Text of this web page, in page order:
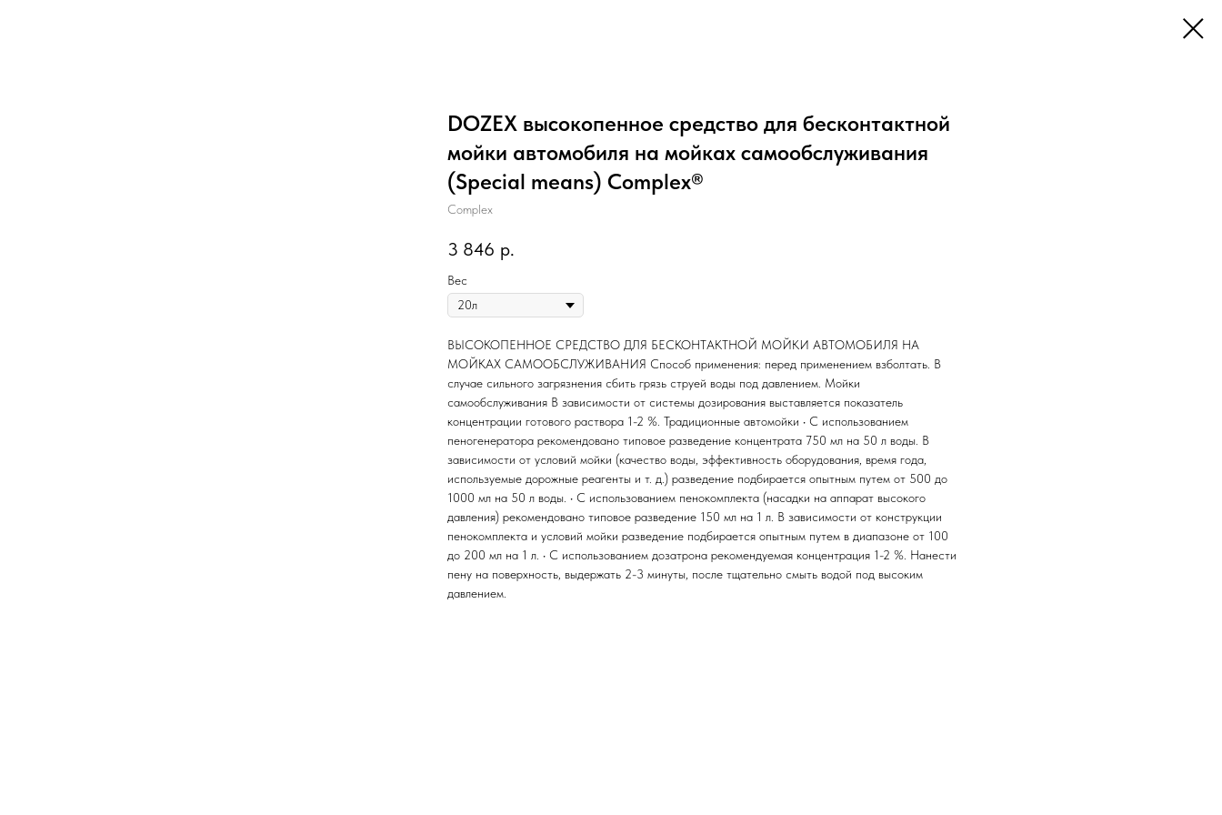
DOZEX высокопенное средство для бесконтактной
мойки автомобиля на мойках самообслуживания
(Special means) Complex®
Complex
3 846 р.
Вес
ВЫСОКОПЕННОЕ СРЕДСТВО ДЛЯ БЕСКОНТАКТНОЙ МОЙКИ АВТОМОБИЛЯ НА
МОЙКАХ САМООБСЛУЖИВАНИЯ Способ применения: перед применением взболтать. В
случае сильного загрязнения сбить грязь струей воды под давлением. Мойки
самообслуживания В зависимости от системы дозирования выставляется показатель
концентрации готового раствора 1-2 %. Традиционные автомойки • С использованием
пеногенератора рекомендовано типовое разведение концентрата 750 мл на 50 л воды. В
зависимости от условий мойки (качество воды, эффективность оборудования, время года,
используемые дорожные реагенты и т. д.) разведение подбирается опытным путем от 500 до
1000 мл на 50 л воды. • С использованием пенокомплекта (насадки на аппарат высокого
давления) рекомендовано типовое разведение 150 мл на 1 л. В зависимости от конструкции
пенокомплекта и условий мойки разведение подбирается опытным путем в диапазоне от 100
до 200 мл на 1 л. • С использованием дозатрона рекомендуемая концентрация 1-2 %. Нанести
пену на поверхность, выдержать 2-3 минуты, после тщательно смыть водой под высоким
давлением.